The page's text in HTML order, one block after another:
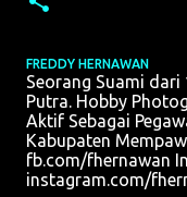
FREDDY HERNAWAN
Seorang Suami
Putra. Hobby
Aktif Sebagai
Kabupaten
fb.com/fhernawan
instagram.com/